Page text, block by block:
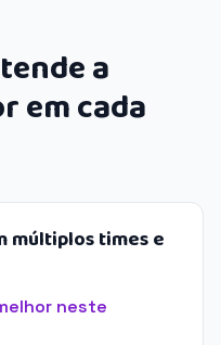
a
em cada
múltiplos times e
neste